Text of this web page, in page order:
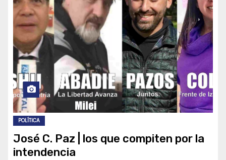
POLÍTICA
José C. Paz | los que compiten por la
intendencia